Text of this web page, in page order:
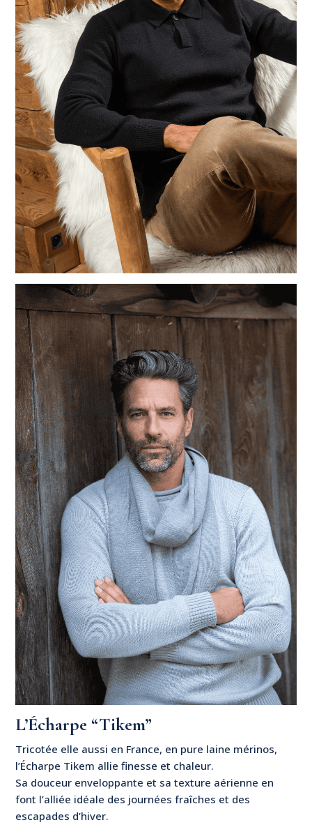
L’Écharpe “Tikem”
Tricotée elle aussi en France, en pure laine mérinos,
l’Écharpe Tikem allie finesse et chaleur.
Sa douceur enveloppante et sa texture aérienne en
font l’alliée idéale des journées fraîches et des
escapades d’hiver.